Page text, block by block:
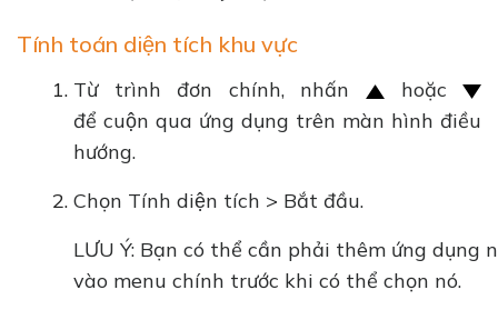
Tính toán diện tích khu vực
Từ trình đơn chính, nhấn
hoặc
để cuộn qua ứng dụng trên màn hình điều
hướng.
Chọn Tính diện tích > Bắt đầu.
LƯU Ý: Bạn có thể cần phải thêm ứng dụng
vào menu chính trước khi có thể chọn nó.